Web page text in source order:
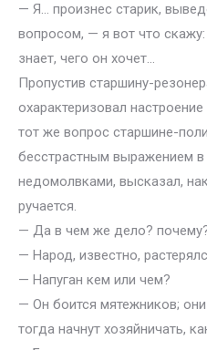
— Я… произнес старик,
вопросом, — я вот что
знает, чего он хочет…
Пропустив старшину-
охарактеризовал
тот же вопрос старшине-
бесстрастным выражением в
недомолвками, высказал,
ручается.
— Да в чем же дело?
— Народ, известно,
— Напуган кем или чем?
— Он боится мятежников;
тогда начнут хозяйничать,